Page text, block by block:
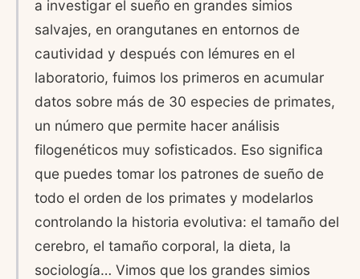
a investigar el sueño en grandes simios
salvajes, en orangutanes en entornos de
cautividad y después con lémures en el
laboratorio, fuimos los primeros en acumular
datos sobre más de 30 especies de primates,
un número que permite hacer análisis
filogenéticos muy sofisticados. Eso significa
que puedes tomar los patrones de sueño de
todo el orden de los primates y modelarlos
controlando la historia evolutiva: el tamaño del
cerebro, el tamaño corporal, la dieta, la
sociología… Vimos que los grandes simios